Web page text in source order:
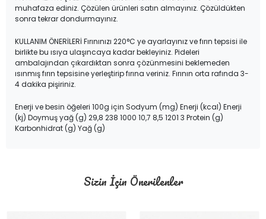
muhafaza ediniz. Çözülen ürünleri satın almayınız. Çözüldükten
sonra tekrar dondurmayınız.
KULLANIM ÖNERİLERİ Fırınınızı 220°C ye ayarlayınız ve fırın tepsisi ile
birlikte bu ısıya ulaşıncaya kadar bekleyiniz. Pideleri
ambalajından çıkardıktan sonra çözünmesini beklemeden
ısınmış fırın tepsisine yerleştirip fırına veriniz. Fırının orta rafında 3-
4 dakika pişiriniz.
Enerji ve besin öğeleri 100g için Sodyum (mg) Enerji (kcal) Enerji
(kj) Doymuş yağ (g) 29,8 238 1000 10,7 8,5 1201 3 Protein (g)
Karbonhidrat (g) Yağ (g)
Sizin İçin Önerilenler